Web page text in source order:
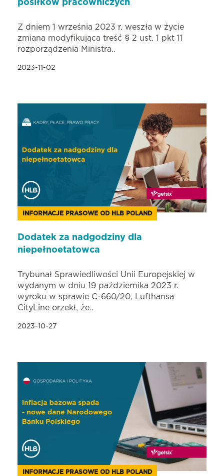
posiłków pracowniczych
Z dniem 1 września 2023 r. weszła w życie
zmiana modyfikująca treść § 2 ust. 1 pkt 11
rozporządzenia Ministra..
2023-11-02
INFORMACJE PRASOWE OD HLB POLAND
Dodatek za nadgodziny dla
niepełnoetatowca
Trybunał Sprawiedliwości Unii Europejskiej w
wydanym w dniu 19 października 2023 r.
wyroku w sprawie C-660/20, Lufthansa
CityLine orzekł, że..
2023-10-27
INFORMACJE PRASOWE OD HLB POLAND